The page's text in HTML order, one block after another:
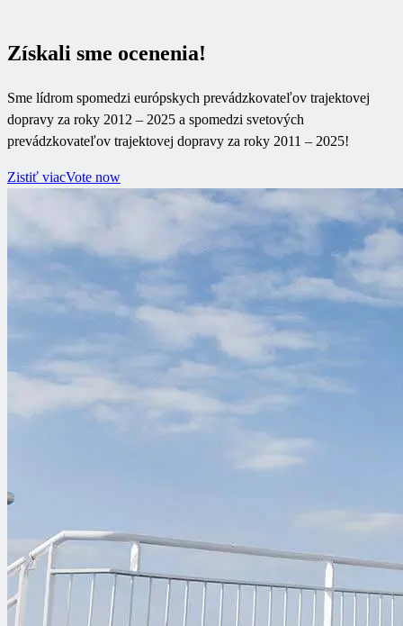
Získali sme ocenenia!
Sme lídrom spomedzi európskych prevádzkovateľov trajektovej
dopravy za roky 2012 – 2025 a spomedzi svetových
prevádzkovateľov trajektovej dopravy za roky 2011 – 2025!
Zistiť viacVote now